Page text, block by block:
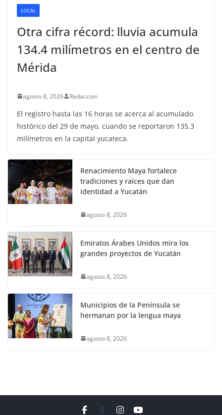
LOCAL
Otra cifra récord: lluvia acumula
134.4 milímetros en el centro de
Mérida
agosto 8, 2026 Redaccion
El registro hasta las 16 horas se acerca al acumulado
histórico del 29 de mayo, cuando se reportaron 135.3
milímetros en la capital yucateca.
Renacimiento Maya fortalece
tradiciones y raíces que dan
identidad a Yucatán
agosto 8, 2026
Emiratos Árabes Unidos mira los
grandes proyectos de Yucatán
agosto 8, 2026
Municipios de la Península se
hermanan por la lengua maya
agosto 8, 2026